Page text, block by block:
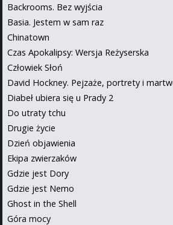
Backrooms. Bez wyjścia
Basia. Jestem w sam raz
Chinatown
Czas Apokalipsy: Wersja Reżyserska
Człowiek Słoń
David Hockney. Pejzaże, portrety i
Diabeł ubiera się u Prady 2
Do utraty tchu
Drugie życie
Dzień objawienia
Ekipa zwierzaków
Gdzie jest Dory
Gdzie jest Nemo
Ghost in the Shell
Góra mocy